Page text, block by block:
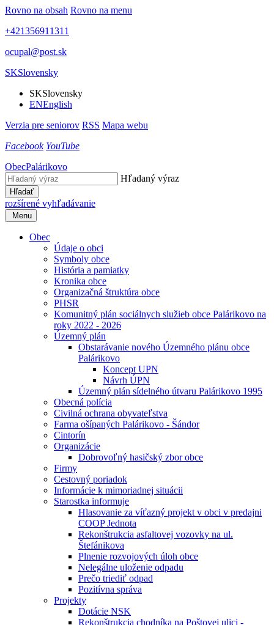
Rovno na obsah Rovno na menu
+421356911311
ocupal@post.sk
SKSlovensky
SKSlovensky
ENEnglish
Verzia pre seniorov RSS Mapa webu
Facebook YouTube
ObecPalárikovo
Hľadaný výraz
Hľadať
rozšírené vyhľadávanie
Menu
Obec
Údaje o obci
Symboly obce
História a pamiatky
Kronika obce
Organizačná štruktúra obce
PHSR
Komunitný plán sociálnych služieb obce Palárikovo na
roky 2022 - 2026
Územný plán
Obstarávanie nového Územného plánu obce
Palárikovo
Koncept UPN
Návrh ÚPN
Územný plán sídelného útvaru Palárikovo 1995
Obecná polícia
Civilná ochrana obyvateľstva
Farma ošípaných Palárikovo - Šándor
Cintorín
Organizácie
Dobrovoľný hasičský zbor obce
Firmy
Cestovný poriadok
Informácie k mimoriadnej situácii
Starostka informuje
Hlasovanie za víťazný projekt v obci v predajni
COOP Jednota
Rekonštrukcia asfaltovej vozovky na ul.
Štefánikova
Plnenie rozvojových úloh obce
Nelegálne uloženie odpadu
Prečo triediť odpad
Pozitívna správa
Projekty
Dotácie NSK
Rekonštrukcia chodníka na Poštovej ulici -